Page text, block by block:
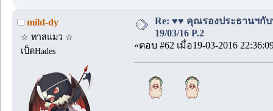
mild-dy
☆ ทาสแมว ☆
เป็ดHades
Re: ♥♥ คุณรองประธานฯกั
19/03/16 P.2
«ตอบ #62 เมื่อ19-03-2016